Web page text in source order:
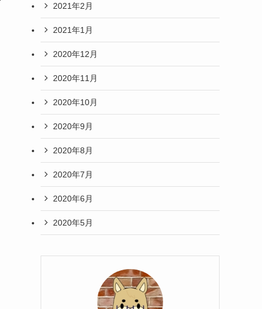
2021年2月
2021年1月
2020年12月
2020年11月
2020年10月
2020年9月
2020年8月
2020年7月
2020年6月
2020年5月